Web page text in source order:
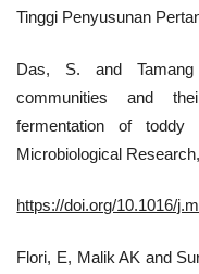
Tinggi Penyusunan
Das, S. and
communities and
fermentation of
Microbiological
https://doi.org/10.1016/
Flori, E, Malik AK and